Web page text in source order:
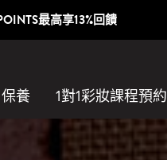
最高享13%回饋
保養 1對1彩妝課程預約​